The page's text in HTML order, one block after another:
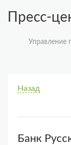
Пресс-
Управление
Назад
Банк